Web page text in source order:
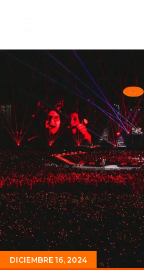
Inicio Real FM
Streaming
En Vivo
Descarga La APP
Programas
Noticias
Equipo
Sobre Nosotros
Contactos
DICIEMBRE 16, 2024